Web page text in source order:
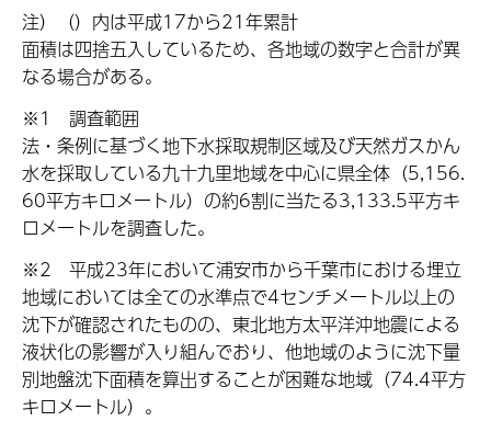
注）（）内は平成17から21年累計
面積は四捨五入しているため、各地域の数字と合計が異
なる場合がある。
※1 調査範囲
法・条例に基づく地下水採取規制区域及び天然ガスかん
水を採取している九十九里地域を中心に県全体（5,156.
60平方キロメートル）の約6割に当たる3,133.5平方キ
ロメートルを調査した。
※2 平成23年において浦安市から千葉市における埋立
地域においては全ての水準点で4センチメートル以上の
沈下が確認されたものの、東北地方太平洋沖地震による
液状化の影響が入り組んでおり、他地域のように沈下量
別地盤沈下面積を算出することが困難な地域（74.4平方
キロメートル）。